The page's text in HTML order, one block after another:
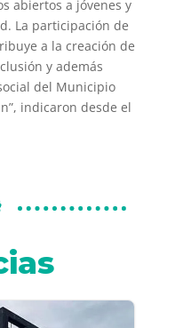
abiertos a jóvenes y
La participación de
a la creación de
y además
del Municipio
indicaron desde el